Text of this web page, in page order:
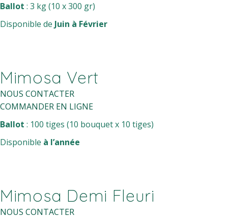
Ballot : 3 kg (10 x 300 gr)
Disponible de Juin à Février
Mimosa Vert
NOUS CONTACTER
COMMANDER EN LIGNE
Ballot : 100 tiges (10 bouquet x 10 tiges)
Disponible à l’année
Mimosa Demi Fleuri
NOUS CONTACTER